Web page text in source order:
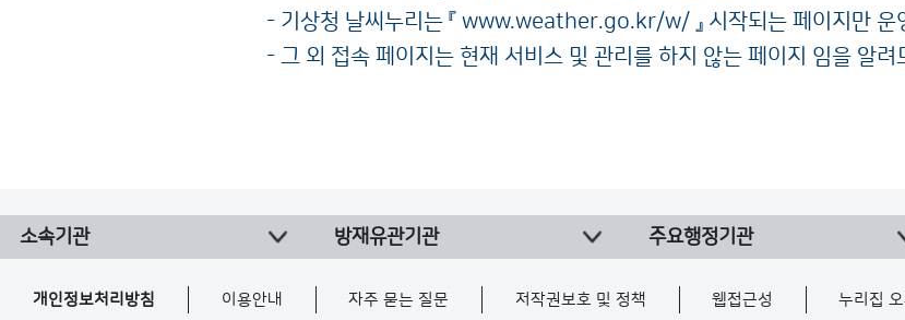
- 기상청 날씨누리는 『 www.weather.go.kr/w/ 』 시작되는 페이지만
- 그 외 접속 페이지는 현재 서비스 및 관리를 하지 않는 페이지 임을 알려
소속기관 방재유관기관 주요행정기관
개인정보처리방침 이용안내 자주 묻는 질문 저작권보호 및 정책 웹접근성 누리집